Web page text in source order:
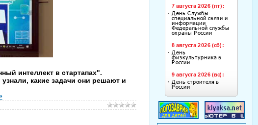
интеллект в стартапах".
какие задачи они решают и